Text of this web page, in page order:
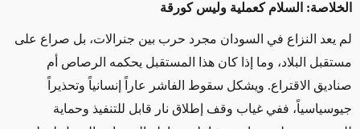
الخلاصة: السلام كعملية وليس كورقة
لم يعد النزاع في السودان مجرد حرب بين جنرالات، بل صراع على
مستقبل البلاد، وما إذا كان هذا المستقبل يحكمه الرصاص أم
صناديق الاقتراع. ويشكل سقوط الفاشر عاراً إنسانياً وتحذيراً
جيوسياسياً، ففي غياب وقف إطلاق نار قابل للتنفيذ وحماية